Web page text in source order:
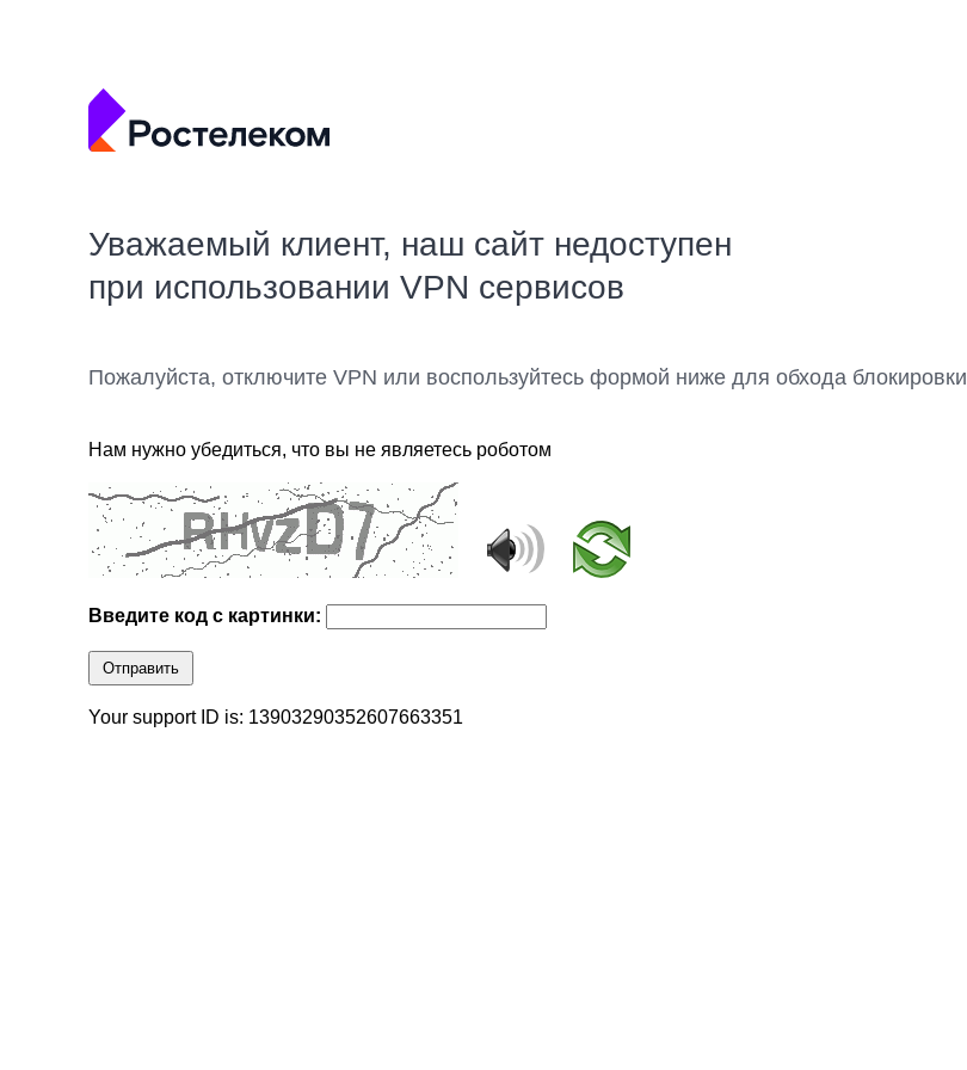
Уважаемый клиент, наш сайт недоступен
при использовании VPN сервисов
Пожалуйста, отключите VPN или воспользуйтесь формой ниже для обхода блокировки
Нам нужно убедиться, что вы не являетесь роботом
Введите код с картинки:
Отправить
Your support ID is: 13903290352607663351